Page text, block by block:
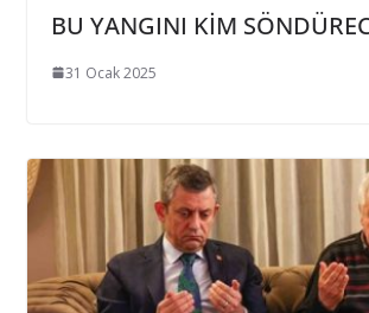
BU YANGINI KİM
31 Ocak 2025